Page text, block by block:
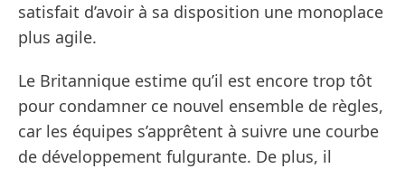
satisfait d’avoir à sa disposition une monoplace
plus agile.
Le Britannique estime qu’il est encore trop tôt
pour condamner ce nouvel ensemble de règles,
car les équipes s’apprêtent à suivre une courbe
de développement fulgurante. De plus, il